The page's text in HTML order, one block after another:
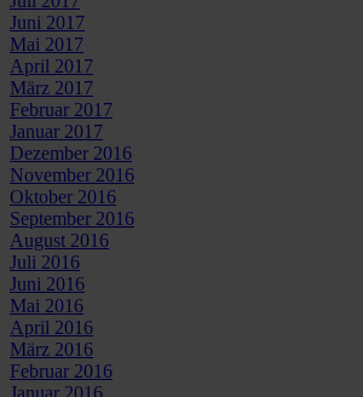
Juni 2017
Mai 2017
April 2017
März 2017
Februar 2017
Januar 2017
Dezember 2016
November 2016
Oktober 2016
September 2016
August 2016
Juli 2016
Juni 2016
Mai 2016
April 2016
März 2016
Februar 2016
Januar 2016